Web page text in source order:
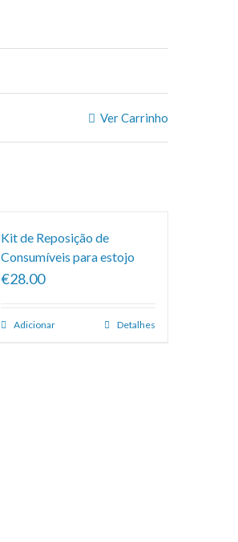
Ver Carrinho
Kit de Reposição de
Consumíveis para estojo
€28.00
Adicionar Detalhes